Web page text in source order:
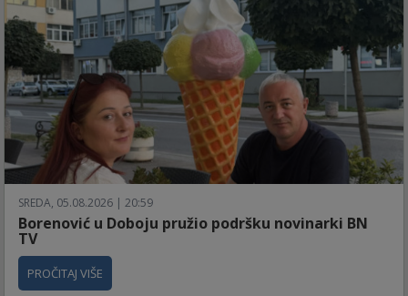
SREDA, 05.08.2026 | 20:59
Borenović u Doboju pružio podršku novinarki BN
TV
PROČITAJ VIŠE